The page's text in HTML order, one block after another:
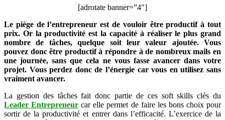
mieux
gérer
ses
tâches
d’entrepreneur
[adrotate banner=”4″]
Le piège de l’entrepreneur est de vouloir être productif à tout
prix. Or la productivité est la capacité à réaliser le plus grand
nombre de tâches, quelque soit leur valeur ajoutée. Vous
pouvez donc être productif à répondre à de nombreux mails en
une journée, sans que cela ne vous fasse avancer dans votre
projet. Vous perdez donc de l’énergie car vous en utilisez sans
vraiment avancer.
La gestion des tâches fait donc partie de ces soft skills clés du
Leader Entrepreneur car elle permet de faire les bons choix pour
sortir de la productivité et entrer dans l’efficacité. L’exercice de la